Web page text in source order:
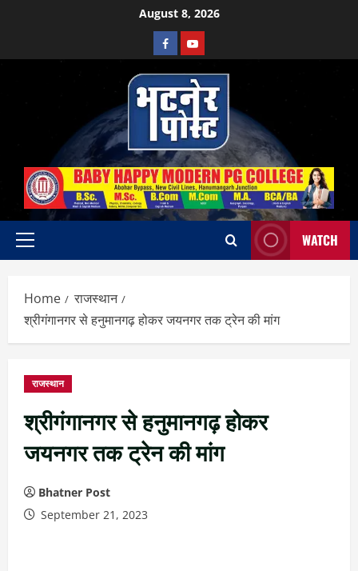
August 8, 2026
Facebook
Youtube
Primary
WATCH
Home
राजस्थान
श्रीगंगानगर से हनुमानगढ़ होकर जयनगर तक ट्रेन की मांग
राजस्थान
श्रीगंगानगर से हनुमानगढ़ होकर
जयनगर तक ट्रेन की मांग
Bhatner Post
September 21, 2023